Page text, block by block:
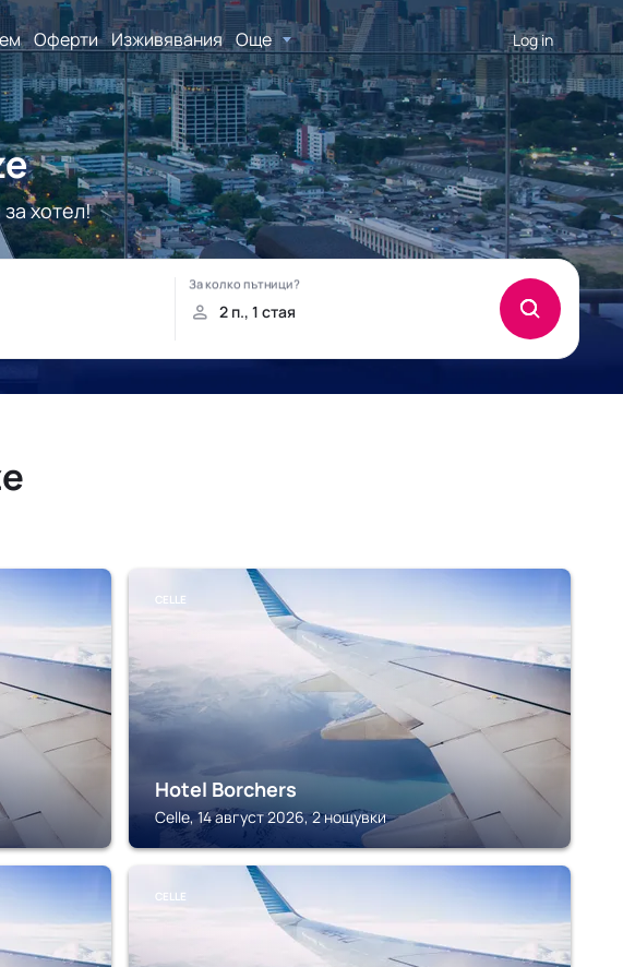
Оферти Изживявания Още Log in
хотел!
CELLE
Hotel Borchers
Celle, 14 август 2026, 2 нощувки
CELLE